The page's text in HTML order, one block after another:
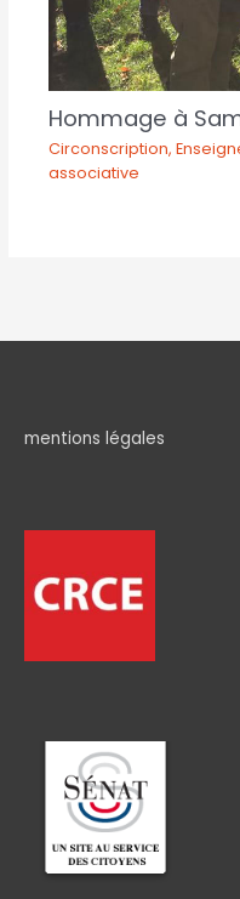
Hommage à
Circonscription,
associative
mentions légales